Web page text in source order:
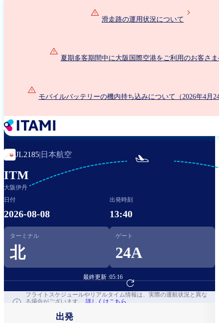
滑走路の運用状況について
夏期多客期間中に大阪国際空港をご利用のお客さ
モバイルバッテリーの機内持ち込みについて（2026年4月
JL2185| 日本航空
ITM
大阪伊丹

日付
2026-08-08
出発時刻
13:40
ターミナル
北
ゲート
24A
最終更新 :05:16
フライト予約へ
フライトスケジュールやリアルタイム情報は、実際の運航状況と異な
る場合がございます。 詳しくはこちら
出発